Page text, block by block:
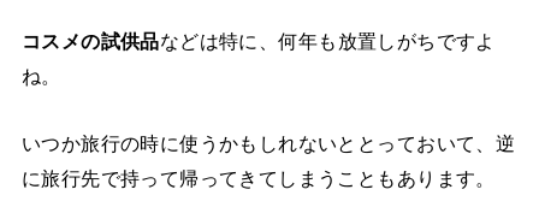
コスメの試供品などは特に、何年も放置しがちですよ
ね。
いつか旅行の時に使うかもしれないととっておいて、逆
に旅行先で持って帰ってきてしまうこともあります。